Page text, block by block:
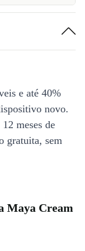
e até 40%
novo.
meses de
gratuita, sem
Maya Cream